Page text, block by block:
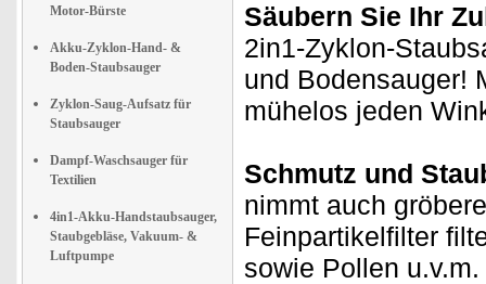
Motor-Bürste
Akku-Zyklon-Hand- &
Boden-Staubsauger
Zyklon-Saug-Aufsatz für
Staubsauger
Dampf-Waschsauger für
Textilien
4in1-Akku-Handstaubsauger,
Staubgebläse, Vakuum- &
Luftpumpe
Säubern Sie Ihr
2in1-Zyklon-
und Bodensauger!
mühelos jeden
Schmutz und
nimmt auch
Feinpartikelfilter
sowie Pollen